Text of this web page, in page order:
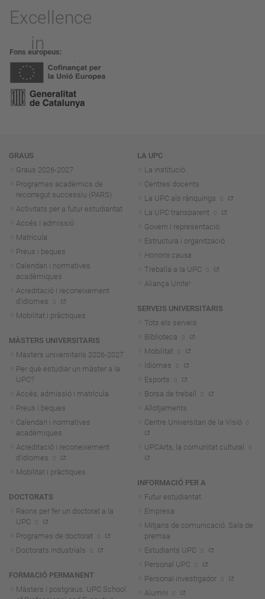
Fons europeus
Navegació
GRAUS
Graus 2026-2027
Programes acadèmics de
recorregut successiu (PARS)
Activitats per a futur estudiantat
Accés i admissió
Matrícula
Preus i beques
Calendari i normatives
acadèmiques
Acreditació i reconeixement
d'idiomes
Mobilitat i pràctiques
MÀSTERS UNIVERSITARIS
Màsters universitaris 2026-2027
Per què estudiar un màster a la
UPC?
Accés, admissió i matrícula
Preus i beques
Calendari i normatives
acadèmiques
Acreditació i reconeixement
d'idiomes
Mobilitat i pràctiques
DOCTORATS
Raons per fer un doctorat a la
UPC
Programes de doctorat
Doctorats industrials
FORMACIÓ PERMANENT
Màsters i postgraus. UPC School
LA UPC
La institució
Centres docents
La UPC als rànquings
La UPC transparent
Govern i representació
Estructura i organització
Honoris causa
Treballa a la UPC
Aliança Unite!
SERVEIS UNIVERSITARIS
Tots els serveis
Biblioteca
Mobilitat
Idiomes
Esports
Borsa de treball
Allotjaments
Centre Universitari de la Visió
UPCArts, la comunitat cultural
INFORMACIÓ PER A
Futur estudiantat
Empresa
Mitjans de comunicació. Sala de
premsa
Estudiants UPC
Personal UPC
Personal investigador
Alumni